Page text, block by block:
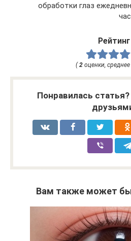
обработки глаз
Рейтинг
(2 оценки, среднее
Понравилась
Вам также может